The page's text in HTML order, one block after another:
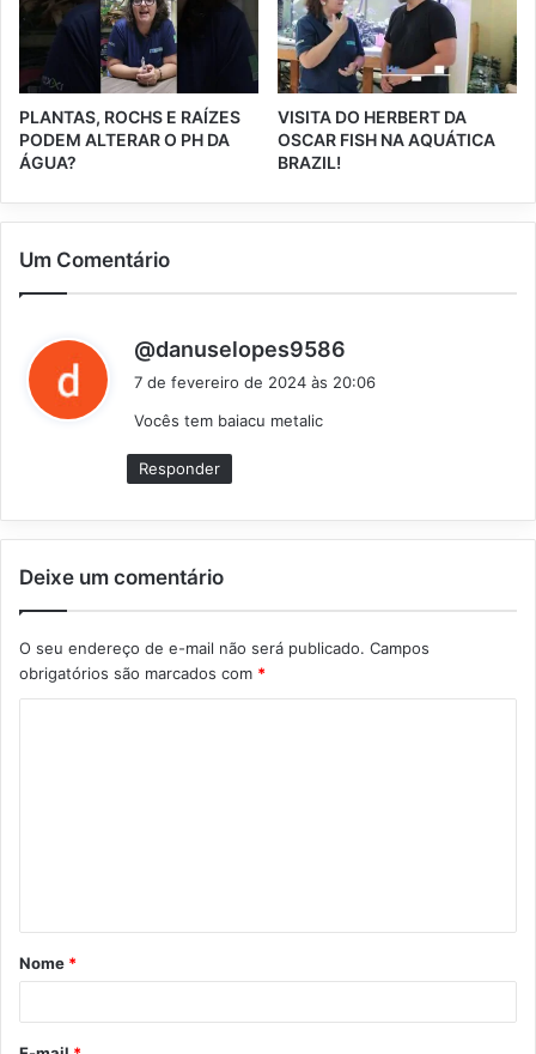
PLANTAS, ROCHS E RAÍZES
PODEM ALTERAR O PH DA
ÁGUA?
VISITA DO HERBERT DA
OSCAR FISH NA AQUÁTICA
BRAZIL!
Um Comentário
@danuselopes9586
i
7 de fevereiro de 2024 às 20:06
Vocês tem baiacu metalic
Responder
Deixe um comentário
O seu endereço de e-mail não será publicado. Campos
obrigatórios são marcados com *
á
r
Nome *